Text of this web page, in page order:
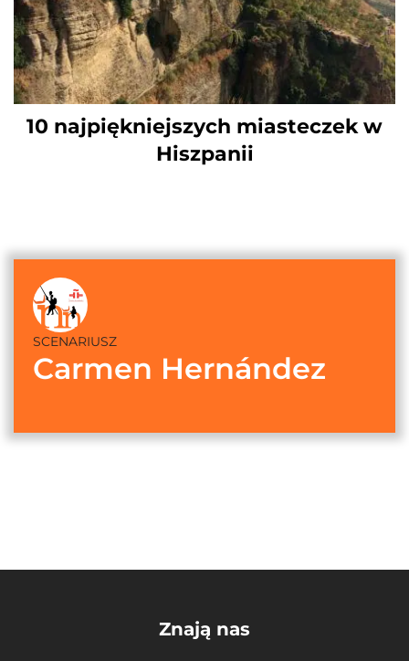
10 najpiękniejszych miasteczek w
Hiszpanii
SCENARIUSZ
Carmen Hernández
Znają nas